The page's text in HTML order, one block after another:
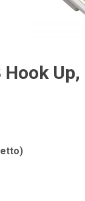
Up,